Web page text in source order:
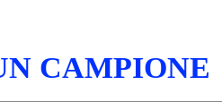
CAMPIONE